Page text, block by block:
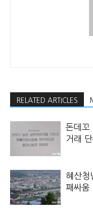
RELATED ARTICLES
돈데꼬
거래 단
혜산청
패싸움